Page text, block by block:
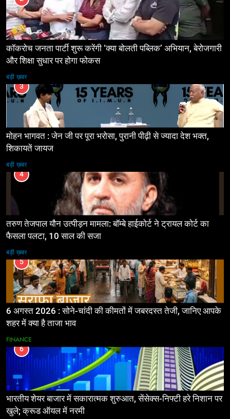
कॉकरोच जनता पार्टी शुरू करेंगी ‘क्या बोलती पब्लिक’ अभियान, बेरोजगारी
और शिक्षा सुधार पर होगा फोकस
बड़ी ख़बर
3
मोहन भागवत : जेन जी पर पूरा भरोसा, पुरानी पीढ़ी से ज्यादा देश भक्त,
शिकायतें जायज
बड़ी ख़बर
4
तरुण तेजपाल यौन उत्पीड़न मामला: बॉम्बे हाईकोर्ट ने ट्रायल कोर्ट का
फैसला पलटा, 10 साल की सजा
बड़ी ख़बर
5
6 अगस्त 2026 : सोने-चांदी की कीमतों में जबरदस्त तेजी, जानिए आपके
शहर में क्या है ताजा भाव
FINANCE
6
भारतीय शेयर बाजार में सकारात्मक शुरुआत, सेंसेक्स-निफ्टी हरे निशान पर
खुले; क्रूड ऑयल में नरमी